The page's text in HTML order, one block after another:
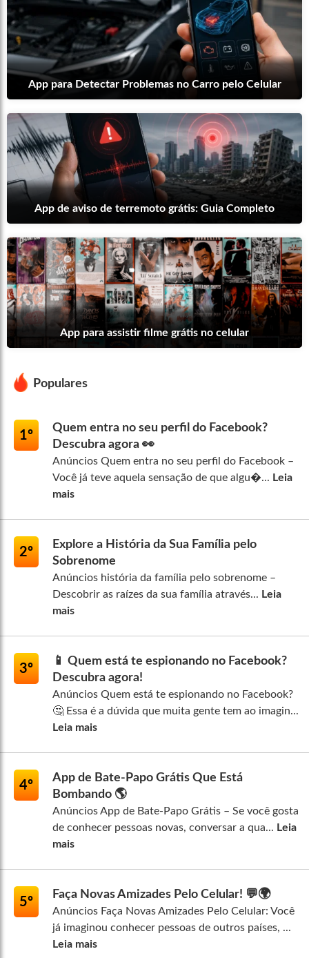
App para Detectar Problemas no Carro pelo Celular
App de aviso de terremoto grátis: Guia Completo
App para assistir filme grátis no celular
Populares
1º
Quem entra no seu perfil do Facebook?
Descubra agora 👀
Anúncios Quem entra no seu perfil do Facebook –
Você já teve aquela sensação de que algu�... Leia
mais
2º
Explore a História da Sua Família pelo
Sobrenome
Anúncios história da família pelo sobrenome –
Descobrir as raízes da sua família através... Leia
mais
3º
📱 Quem está te espionando no Facebook?
Descubra agora!
Anúncios Quem está te espionando no Facebook?
🤔 Essa é a dúvida que muita gente tem ao imagin...
Leia mais
4º
App de Bate-Papo Grátis Que Está
Bombando 🌎
Anúncios App de Bate-Papo Grátis – Se você gosta
de conhecer pessoas novas, conversar a qua... Leia
mais
5º
Faça Novas Amizades Pelo Celular! 💬🌍
Anúncios Faça Novas Amizades Pelo Celular: Você
já imaginou conhecer pessoas de outros países, ...
Leia mais